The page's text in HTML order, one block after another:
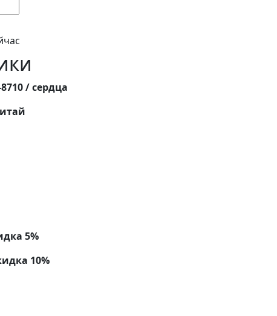
/ сердца
5%
10%